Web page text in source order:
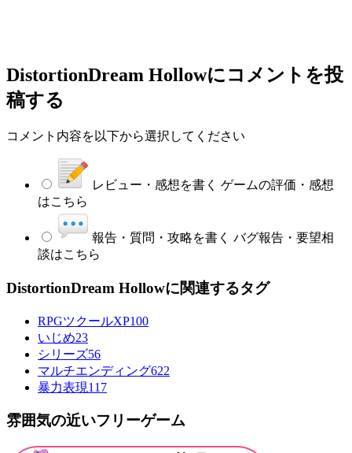
DistortionDream Hollowにコメントを投
稿する
コメント内容を以下から選択してください
レビュー・感想を書く ゲームの評価・感想
はこちら
報告・質問・攻略を書く バグ報告・要望相
談はこちら
DistortionDream Hollowに関連するタグ
RPGツクールXP100
いじめ23
シリーズ56
マルチエンディング622
暴力表現117
雰囲気の近いフリーゲーム